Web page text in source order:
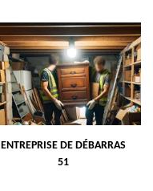
ENTREPRISE DE DÉBARRAS
51